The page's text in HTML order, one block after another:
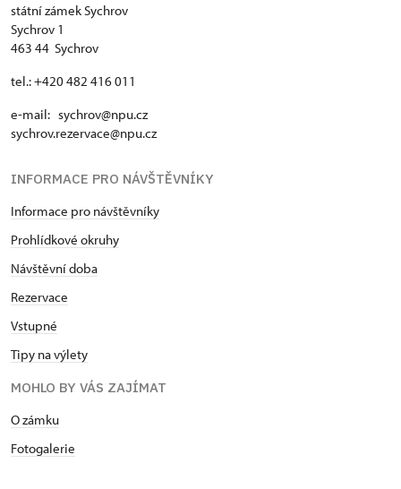
státní zámek Sychrov
Sychrov 1
463 44 Sychrov
tel.: +420 482 416 011
e-mail: sychrov@npu.cz
sychrov.rezervace@npu.cz
INFORMACE PRO NÁVŠTĚVNÍKY
Informace pro návštěvníky
Prohlídkové okruhy
Návštěvní doba
Rezervace
Vstupné
Tipy na výlety
MOHLO BY VÁS ZAJÍMAT
O zámku
Fotogalerie